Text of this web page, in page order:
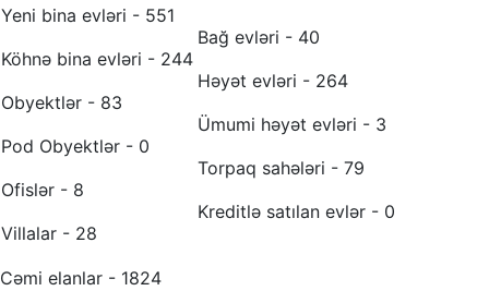
Yeni bina evləri - 551
Köhnə bina evləri - 244
Obyektlər - 83
Pod Obyektlər - 0
Ofislər - 8
Villalar - 28
Bağ evləri - 40
Həyət evləri - 264
Ümumi həyət evləri - 3
Torpaq sahələri - 79
Kreditlə satılan evlər - 0
Cəmi elanlar - 1824